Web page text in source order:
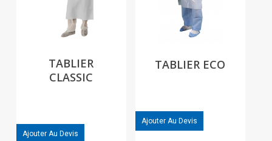
TABLIER
CLASSIC
Ajouter Au Devis
TABLIER ECO
Ajouter Au Devis